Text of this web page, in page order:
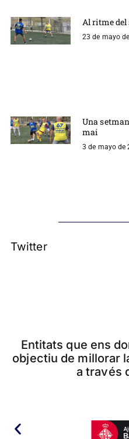
Al ritme del
23 de mayo
Una
mai
3 de mayo de
Twitter
Entitats que ens
objectiu de millorar
a través